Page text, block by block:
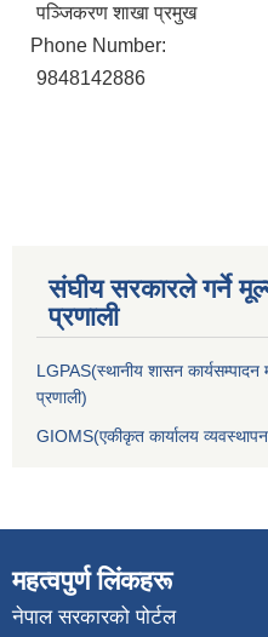
पञ्जिकरण शाखा प्रमुख
Phone Number:
9848142886
संघीय सरकारले गर्ने
प्रणाली
LGPAS(स्थानीय शासन
प्रणाली)
GIOMS(एकीकृत कार्यालय
महत्वपुर्ण लिंकहरू
नेपाल सरकारको पोर्टल